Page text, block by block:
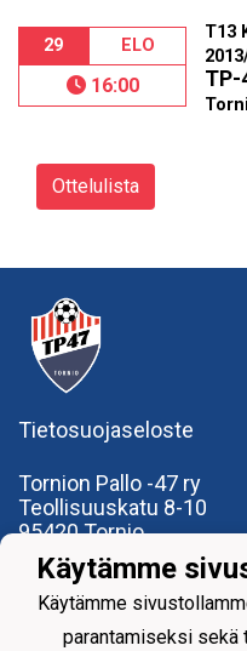
29 ELO
16:00
T13
TP-
Ottelulista
Tietosuojaseloste
Tornion Pallo -47 ry
Teollisuuskatu 8-10
95420 Tornio
+358 40591 9275
office@tp47.com
Käytämme
Käytämme
parantamiseksi